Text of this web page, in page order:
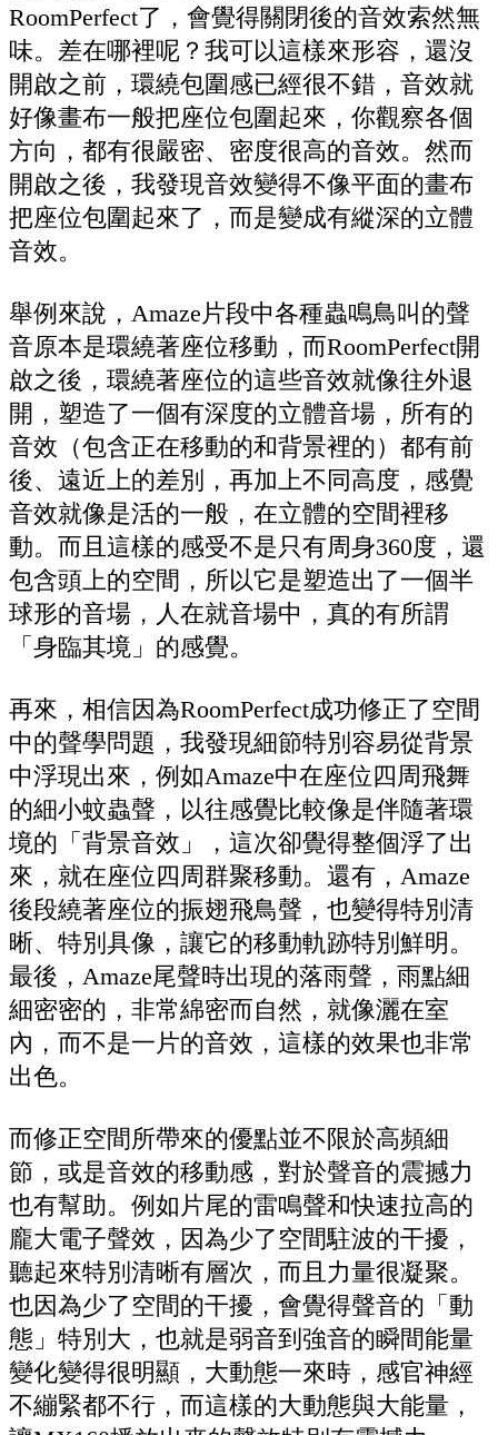
RoomPerfect了，會覺得關閉後的音效索然無
味。差在哪裡呢？我可以這樣來形容，還沒
開啟之前，環繞包圍感已經很不錯，音效就
好像畫布一般把座位包圍起來，你觀察各個
方向，都有很嚴密、密度很高的音效。然而
開啟之後，我發現音效變得不像平面的畫布
把座位包圍起來了，而是變成有縱深的立體
音效。
舉例來說，Amaze片段中各種蟲鳴鳥叫的聲
音原本是環繞著座位移動，而RoomPerfect開
啟之後，環繞著座位的這些音效就像往外退
開，塑造了一個有深度的立體音場，所有的
音效（包含正在移動的和背景裡的）都有前
後、遠近上的差別，再加上不同高度，感覺
音效就像是活的一般，在立體的空間裡移
動。而且這樣的感受不是只有周身360度，還
包含頭上的空間，所以它是塑造出了一個半
球形的音場，人在就音場中，真的有所謂
「身臨其境」的感覺。
再來，相信因為RoomPerfect成功修正了空間
中的聲學問題，我發現細節特別容易從背景
中浮現出來，例如Amaze中在座位四周飛舞
的細小蚊蟲聲，以往感覺比較像是伴隨著環
境的「背景音效」，這次卻覺得整個浮了出
來，就在座位四周群聚移動。還有，Amaze
後段繞著座位的振翅飛鳥聲，也變得特別清
晰、特別具像，讓它的移動軌跡特別鮮明。
最後，Amaze尾聲時出現的落雨聲，雨點細
細密密的，非常綿密而自然，就像灑在室
內，而不是一片的音效，這樣的效果也非常
出色。
而修正空間所帶來的優點並不限於高頻細
節，或是音效的移動感，對於聲音的震撼力
也有幫助。例如片尾的雷鳴聲和快速拉高的
龐大電子聲效，因為少了空間駐波的干擾，
聽起來特別清晰有層次，而且力量很凝聚。
也因為少了空間的干擾，會覺得聲音的「動
態」特別大，也就是弱音到強音的瞬間能量
變化變得很明顯，大動態一來時，感官神經
不繃緊都不行，而這樣的大動態與大能量，